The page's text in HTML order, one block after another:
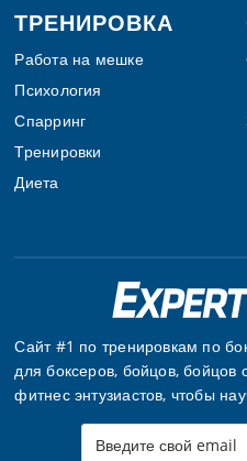
ТРЕНИРОВКА
Работа на мешке
Психология
Спарринг
Тренировки
Диета
Сайт #1 по тренировкам по
для боксеров, бойцов,
фитнес энтузиастов, чтобы